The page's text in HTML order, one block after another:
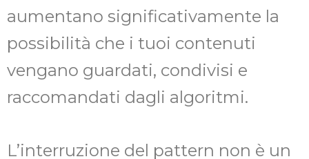
aumentano significativamente la
possibilità che i tuoi contenuti
vengano guardati, condivisi e
raccomandati dagli algoritmi.
L’interruzione del pattern non è un